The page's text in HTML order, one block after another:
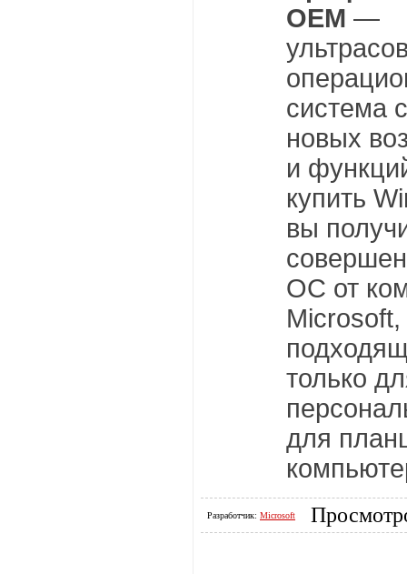
OEM —
система
новых
и
купить
вы
ОС от
Microsoft,
только
для
Разработчик: Microsoft